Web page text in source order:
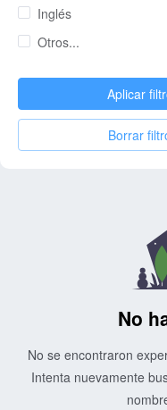
Inglés
Otros...
Aplicar
Borrar
No
No se encontraron
Intenta nuevamente